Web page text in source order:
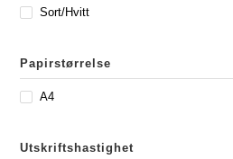
Sort/hvitt
Papirstørrelse
A4
Utskriftshastighet